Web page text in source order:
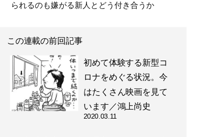
られるのも嫌がる新人とどう付き合うか
この連載の前回記事
初めて体験する新型コ
ロナをめぐる状況。今
はたくさん映画を見て
います／鴻上尚史
2020.03.11